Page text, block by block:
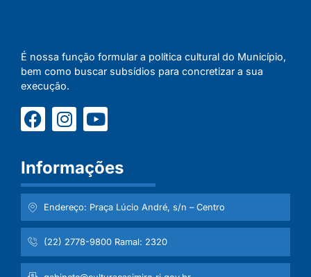
É nossa função formular a política cultural do Município,
bem como buscar subsídios para concretizar a sua
execução.
Informações
Endereço: Praça Lúcio André, s/n – Centro
(22) 2778-9800 Ramal: 2320